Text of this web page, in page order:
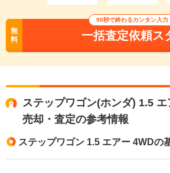
無
料
90秒で終わるカンタン入力
一括査定依頼ス
ステップワゴン(ホンダ) 1.5 エ
売却・査定の参考情報
ステップワゴン 1.5 エアー 4WDの